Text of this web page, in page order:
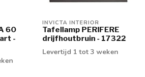
60
-
INVICTA INTERIOR
Tafellamp PERIFERE
drijfhoutbruin - 17322
Levertijd 1 tot 3 weken